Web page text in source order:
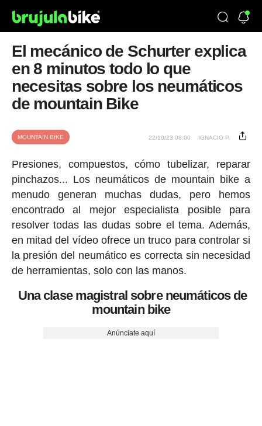
El mecánico de Schurter explica
en 8 minutos todo lo que
necesitas sobre los neumáticos
de mountain Bike
MOUNTAIN BIKE 22/10/23 08:00 IGNACIO P.
Presiones, compuestos, cómo tubelizar, reparar
pinchazos... Los neumáticos de mountain bike a
menudo generan muchas dudas, pero hemos
encontrado al mejor especialista posible para
resolver todas las dudas sobre el tema. Además,
en mitad del vídeo ofrece un truco para controlar si
la presión del neumático es correcta sin necesidad
de herramientas, solo con las manos.
Una clase magistral sobre neumáticos de
mountain bike
Anúnciate aquí